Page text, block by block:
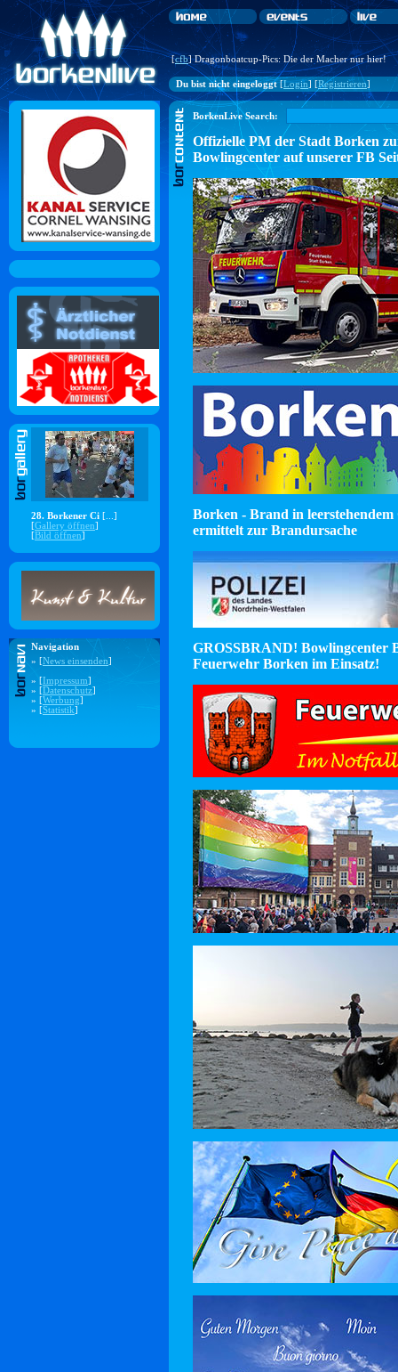
[cfb] Dragonboatcup-Pics: Die der Macher nur hier!
Du bist nicht eingeloggt[Login] [Registrieren]
28. Borkener Ci [...]
[Gallery öffnen]
[Bild öffnen]
Navigation
» [News einsenden]
» [Impressum]
» [Datenschutz]
» [Werbung]
» [Statistik]
BorkenLive Search:
Offizielle PM der Stadt Borken
Bowlingcenter auf unserer FB
Borken - Brand in leerstehendem
ermittelt zur Brandursache
GROSSBRAND! Bowlingcenter
Feuerwehr Borken im Einsatz!